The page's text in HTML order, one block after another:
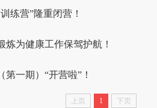
练营”隆重闭营！
为健康工作保驾护航！
一期）“开营啦”！
上页 1 下页